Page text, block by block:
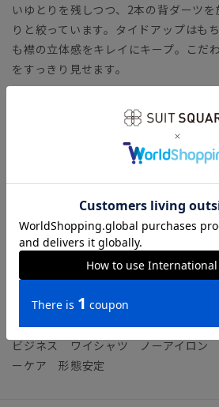
いゆとりを残しつつ、2本の背ダーツ
りと絞っています。タイドアップはも
も襟の立体感をキレイにキープ。こだ
をすっきり見せます。
コットン本来の風合いや機能性をキー
をブレンドして強度を高めています。
【機能】
NON IRON（ノンアイロン）／言葉通
要”な、画期的な『NON IRON』ドレ
【参考情報】The Style Dictionary
◆スーツに合うワイシャツおすすめ12
いシャツの選び方
ビジネス ワイシャツ ノーアイロン
ーケア 形態安定